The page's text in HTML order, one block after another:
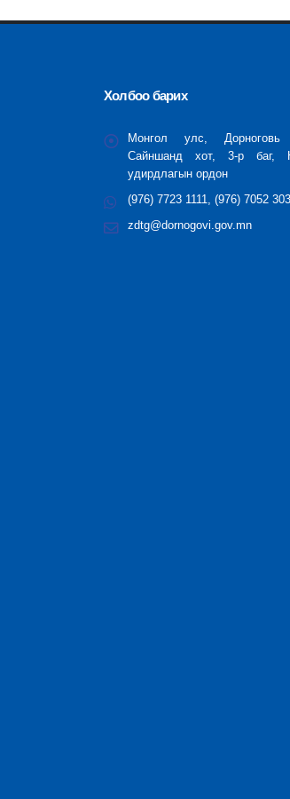
Холбоо барих
Монгол улс, Дорноговь
Сайншанд хот, 3-р баг,
удирдлагын ордон
(976) 7723 1111, (976) 7052
zdtg@dornogovi.gov.mn